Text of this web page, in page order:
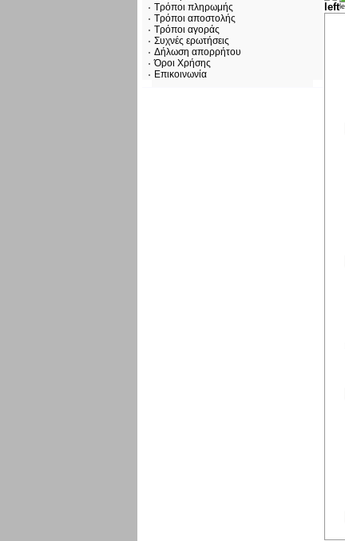
Τρόποι πληρωμής
Τρόποι αποστολής
Τρόποι αγοράς
Συχνές ερωτήσεις
Δήλωση απορρήτου
Όροι Χρήσης
Επικοινωνία